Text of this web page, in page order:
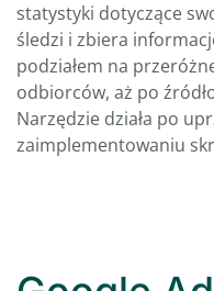
statystyki dotyczące
śledzi i zbiera
podziałem na
odbiorców, aż po
Narzędzie działa po
zaimplementowaniu